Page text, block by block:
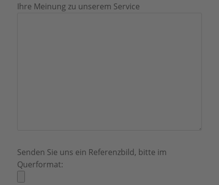
Ihre Meinung zu unserem Service
Senden Sie uns ein Referenzbild, bitte im
Querformat: